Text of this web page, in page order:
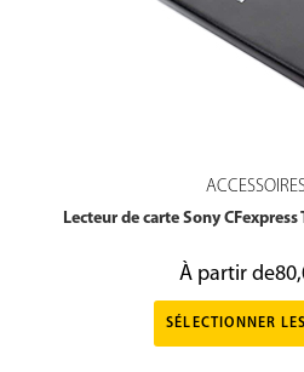
Lecteur de carte Sony CFexpress
À partir de
SÉLECTIONNER